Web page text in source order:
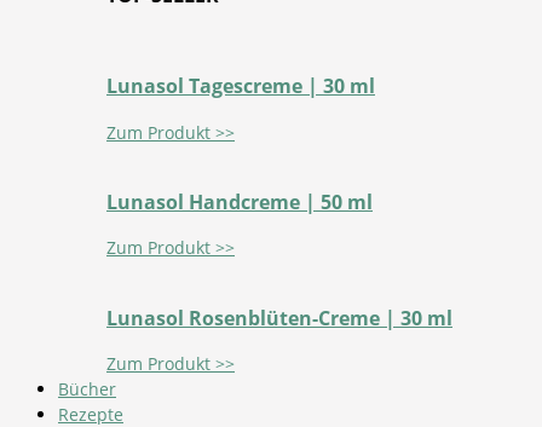
Lunasol Tagescreme | 30 ml
Zum Produkt >>
Lunasol Handcreme | 50 ml
Zum Produkt >>
Lunasol Rosenblüten-Creme | 30 ml
Zum Produkt >>
Bücher
Rezepte